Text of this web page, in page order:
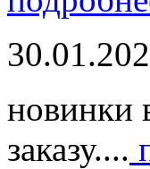
новинки
заказу....